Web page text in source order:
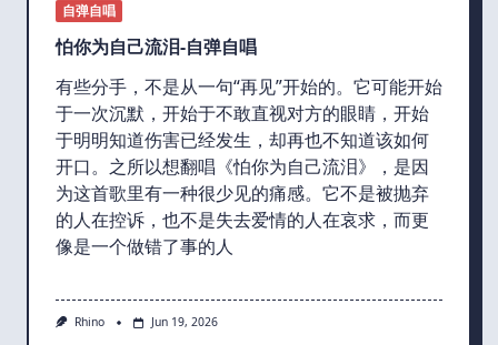
自弹自唱
怕你为自己流泪-自弹自唱
有些分手，不是从一句“再见”开始的。它可能开始
于一次沉默，开始于不敢直视对方的眼睛，开始
于明明知道伤害已经发生，却再也不知道该如何
开口。之所以想翻唱《怕你为自己流泪》，是因
为这首歌里有一种很少见的痛感。它不是被抛弃
的人在控诉，也不是失去爱情的人在哀求，而更
像是一个做错了事的人
Rhino Jun 19, 2026